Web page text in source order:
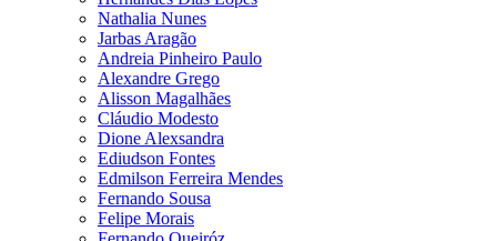
Nathalia Nunes
Jarbas Aragão
Andreia Pinheiro Paulo
Alexandre Grego
Alisson Magalhães
Cláudio Modesto
Dione Alexsandra
Ediudson Fontes
Edmilson Ferreira Mendes
Fernando Sousa
Felipe Morais